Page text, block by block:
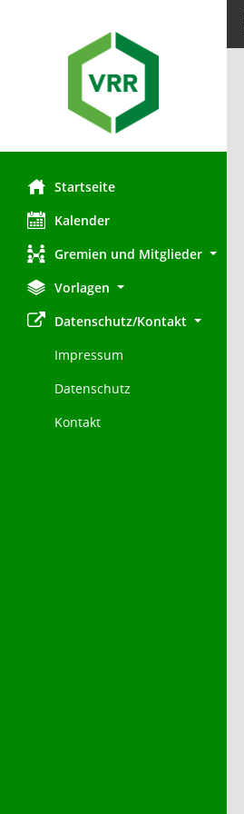
Startseite
Kalender
Gremien und Mitglieder
Vorlagen
Datenschutz/Kontakt
Impressum
Datenschutz
Kontakt